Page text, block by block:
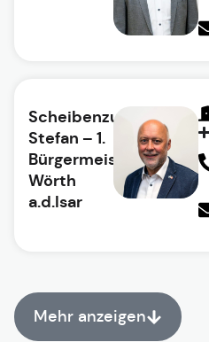
Scheibenzuber,
Stefan – 1.
Bürgermeister
Wörth
a.d.Isar
Mehr anzeigen